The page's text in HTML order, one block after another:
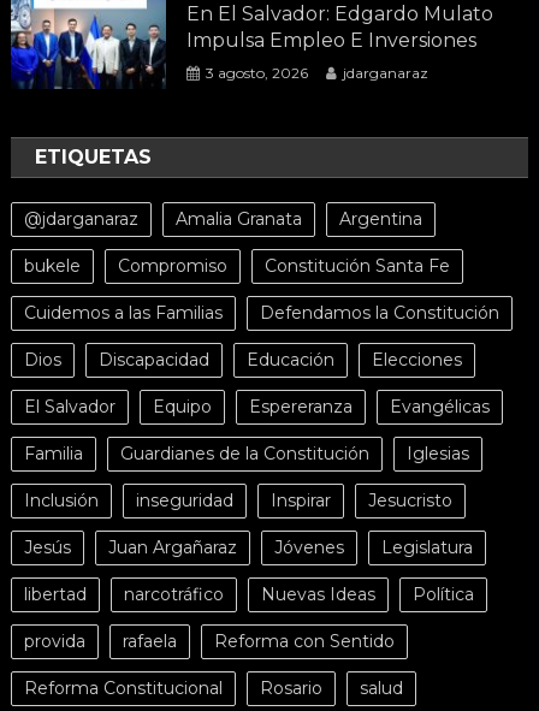
En El Salvador: Edgardo Mulato
Impulsa Empleo E Inversiones
3 agosto, 2026 jdarganaraz
ETIQUETAS
@jdarganaraz Amalia Granata Argentina
bukele Compromiso Constitución Santa Fe
Cuidemos a las Familias Defendamos la Constitución
Dios Discapacidad Educación Elecciones
El Salvador Equipo Espereranza Evangélicas
Familia Guardianes de la Constitución Iglesias
Inclusión inseguridad Inspirar Jesucristo
Jesús Juan Argañaraz Jóvenes Legislatura
libertad narcotráfico Nuevas Ideas Política
provida rafaela Reforma con Sentido
Reforma Constitucional Rosario salud